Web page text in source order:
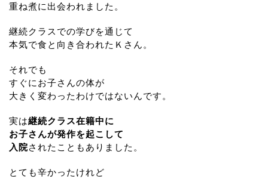
重ね煮に出会われました。
継続クラスでの学びを通じて
本気で食と向き合われたＫさん。
それでも
すぐにお子さんの体が
大きく変わったわけではないんです。
実は継続クラス在籍中に
お子さんが発作を起こして
入院されたこともありました。
とても辛かったけれど